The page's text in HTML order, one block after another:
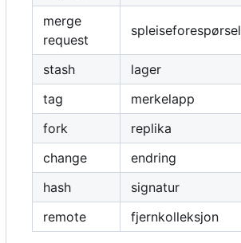
merge
request
spleiseforespørsel
stash
lager
tag
merkelapp
fork
replika
change
endring
hash
signatur
remote
fjernkolleksjon